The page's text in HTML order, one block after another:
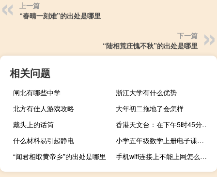
上一篇
“春晴一刻难”的出处是哪里
下一篇
“陆相荒庄愧不秋”的出处是哪里
相关问题
闸北有哪些中学
浙江大学有什么优势
北方有佳人游戏攻略
大年初二拖地了会怎样
戴头上的话筒
香港天文台：在下午5时45分取消黄色暴雨警告信号
什么材料易引起静电
小学五年级数学上册电子课本答案（小学五年级数学上册电子课本）
“闻君相取黄帝乡”的出处是哪里
手机wifi连接上不能上网怎么办（wifi连接上但上不了网）